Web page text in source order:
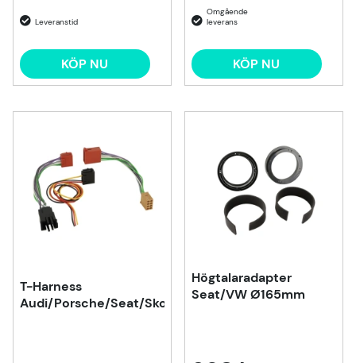
KÖP NU KÖP NU
T-Harness
Audi/Porsche/Seat/Skoda/VW
Högtalaradapter
Seat/VW Ø165mm